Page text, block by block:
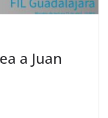
a Juan